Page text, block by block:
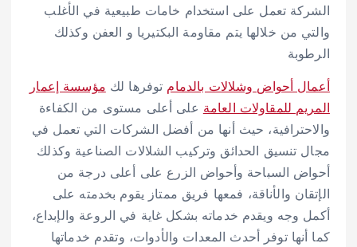
الشركة تعمل على استخدام خامات طبيعية في الأغلب
والتي من خلالها يتم مقاومة البكتيريا و العفن وكذلك
الرطوبة
أعمال أحواض وشلالات بالدمام توفرها لك مؤسسة إعمار
المريم للمقاولات العامة على أعلى مستوى من الكفاءة
والاحترافية، حيث أنها من أفضل الشركات التي تعمل في
مجال تنسيق الحدائق وتركيب الشلالات الصناعية وكذلك
أحواض السباحة وأحواض الزرع على أعلى درجة من
الإتقان والأناقة، فمعها فريق ممتاز يقوم بخدمته على
أكمل وجه ويقدم خدماته بشكل غاية في الروعة والإبداع،
كما أنها توفر أحدث المعدات والأدوات، وتقدم خدماتها